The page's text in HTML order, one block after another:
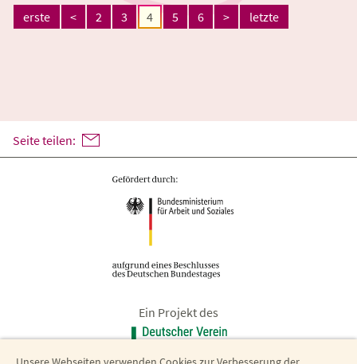
erste < 2 3 4 5 6 > letzte
Seite teilen:
Ein Projekt des